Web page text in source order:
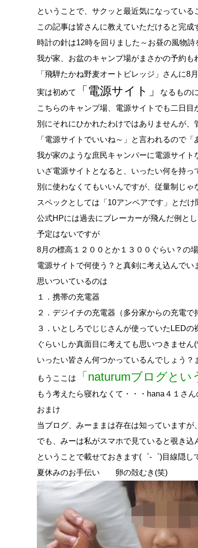
ということで、サクッと最近気になっている
この記事は皆さんに教えていただけると完
時計の針は12時を回りました～お昼の風物
我が家、お盆のキャンプ場がまさかの予約
「飛騨たかね野麦オートビレッジ」さんに
実は初めて 「電源サイト」
なるもの
こちらのキャンプ場、電源サイトでも二日
別にそれにひかれたわけではありませんが、
「電源サイトでいいね～」と言われるので
我が家のような庶民キャンパーに電源サイ
いざ電源サイトとなると、いったい何を持
別に使わなくてもいいんですが、従量制じ
スペックとしては「10アンペアです」とだけ
公式HPには過去にブレーカーが飛んだ例と
予定はないですが
8月の標高１２００とか１３００ぐらい？の
電源サイトで何使う？と真剣に考え込んでい
思いついているのは
１．携帯の充電器
２．デジイチの充電器（多分家からの充電で
３．いとしろでじじさんが使っていた
ぐらいしか真面目に考えても思いつきません
いったい皆さん何つかっているんでしょう
もうここは 「naturumブログとい
もう考えたら寝れなくて・・・hana４１さ
おまけ
当ブログ、みーままは存在は知っていますが
でも、みーは私がスマホで見ていると覗き込
ということで載せておきます(゜-゜)目線隠し
夏休みのお手伝い 卵の殻むき(笑)